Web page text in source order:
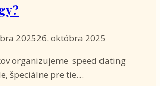
202526. októbra 2025
organizujeme speed dating
špeciálne pre tie…